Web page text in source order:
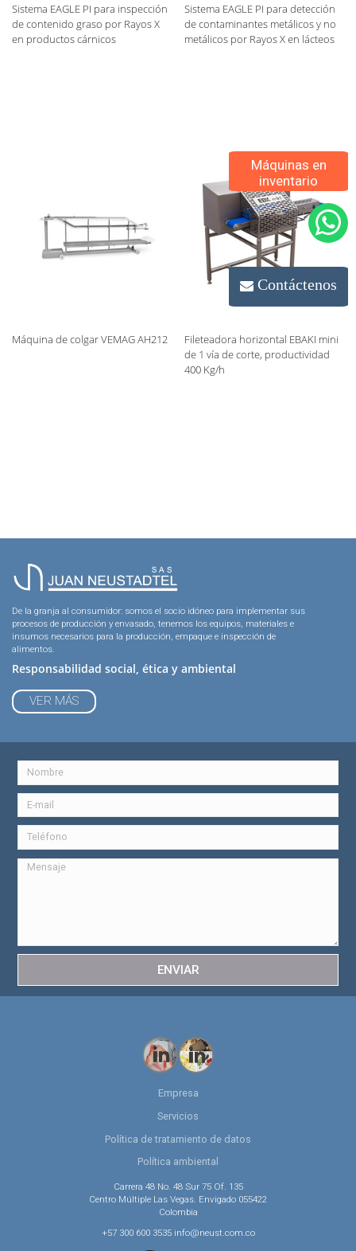
Contáctenos
Máquinas en
inventario
Sistema EAGLE PI para inspección
de contenido graso por Rayos X
en productos cárnicos
Sistema EAGLE PI para detección
de contaminantes metálicos y no
metálicos por Rayos X en lácteos
Máquina de colgar VEMAG AH212
Fileteadora horizontal EBAKI mini
de 1 vía de corte, productividad
400 Kg/h
De la granja al consumidor: somos el socio idóneo para implementar sus
procesos de producción y envasado, tenemos los equipos, materiales e
insumos necesarios para la producción, empaque e inspección de
alimentos.
Responsabilidad social, ética y ambiental
VER MÁS
ENVIAR
Empresa
Servicios
Política de tratamiento de datos
Política ambiental
Carrera 48 No. 48 Sur 75 Of. 135
Centro Múltiple Las Vegas. Envigado 055422
Colombia
+57 300 600 3535 info@neust.com.co